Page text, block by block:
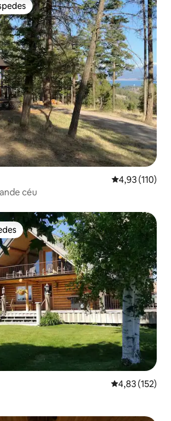
dos hóspedes
4,93 de uma
4,93 (110)
céu
4,83 de uma
4,83 (152)